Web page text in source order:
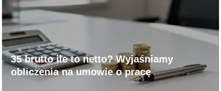
35 brutto ile to netto? Wyjaśniamy
obliczenia na umowie o pracę